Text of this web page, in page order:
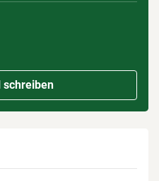
schreiben